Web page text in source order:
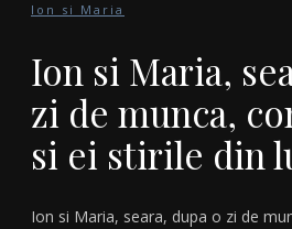
Ion si Maria
Ion si Maria,
zi de munca,
si ei stirile din
Ion si Maria, seara, dupa o zi de munca, comenteaza si ei